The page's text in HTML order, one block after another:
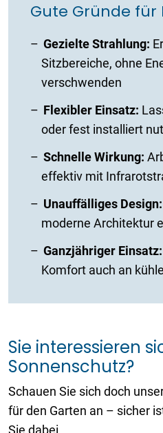
Gute Gründe für
GezielteStrahlung:
Sitzbereiche, ohne
verschwenden
Flexibler Einsatz:
oder fest installiert
Schnelle Wirkung:
effektiv mit
Unauffälliges Design:
moderne Architektur
Ganzjähriger Einsatz:
Komfort auch an
Sie interessieren
Sonnenschutz?
Schauen Sie sich doch
für den Garten an – sicher
Sie dabei.